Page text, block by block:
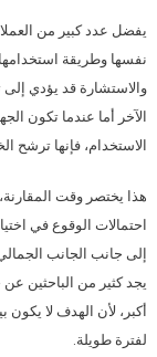
يفضل عدد كبير من
نفسها وطريقة
والاستشارة قد يؤدي
الآخر أما عندما تكون
الاستخدام، فإنها ترشح
هذا يختصر وقت
احتمالات الوقوع في
إلى جانب الجانب
أكبر، لأن الهدف لا
لفترة طويلة.